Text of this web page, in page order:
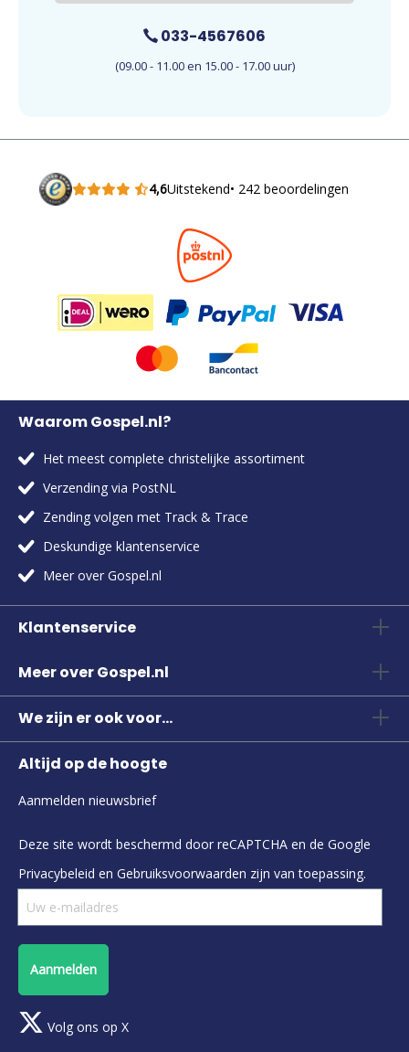
033-4567606
(09.00 - 11.00 en 15.00 - 17.00 uur)
4,6Uitstekend• 242 beoordelingen
Waarom Gospel.nl?
Het meest complete christelijke assortiment
Verzending via PostNL
Zending volgen met Track & Trace
Deskundige klantenservice
Meer over Gospel.nl
Klantenservice
Meer over Gospel.nl
We zijn er ook voor...
Altijd op de hoogte
Aanmelden nieuwsbrief
Deze site wordt beschermd door reCAPTCHA en de Google
Privacybeleid en Gebruiksvoorwaarden zijn van toepassing.
Aanmelden
Volg ons op X